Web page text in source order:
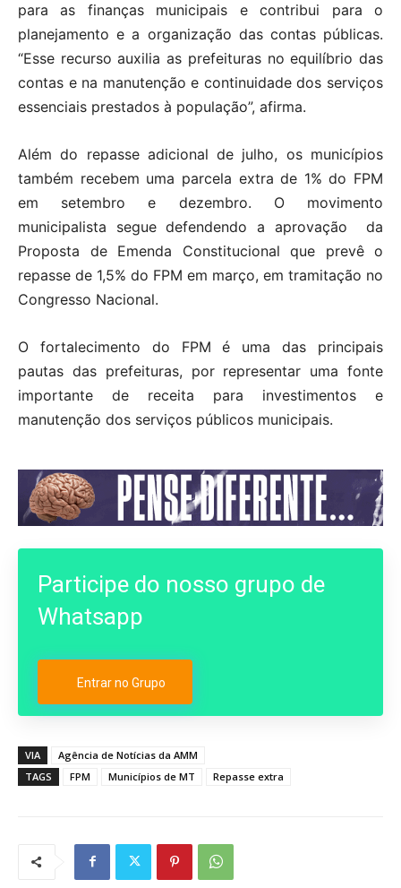
para as finanças municipais e contribui para o
planejamento e a organização das contas públicas.
“Esse recurso auxilia as prefeituras no equilíbrio das
contas e na manutenção e continuidade dos serviços
essenciais prestados à população”, afirma.
Além do repasse adicional de julho, os municípios
também recebem uma parcela extra de 1% do FPM
em setembro e dezembro. O movimento
municipalista segue defendendo a aprovação da
Proposta de Emenda Constitucional que prevê o
repasse de 1,5% do FPM em março, em tramitação no
Congresso Nacional.
O fortalecimento do FPM é uma das principais
pautas das prefeituras, por representar uma fonte
importante de receita para investimentos e
manutenção dos serviços públicos municipais.
Participe do nosso grupo de
Whatsapp
Entrar no Grupo
VIA
Agência de Notícias da AMM
TAGS
FPM Municípios de MT Repasse extra